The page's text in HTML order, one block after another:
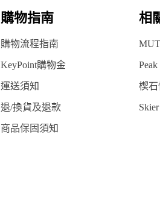
購物指南 相
購物流程指南
KeyPoint購物金
運送須知 楔
退/換貨及退款
商品保固須知